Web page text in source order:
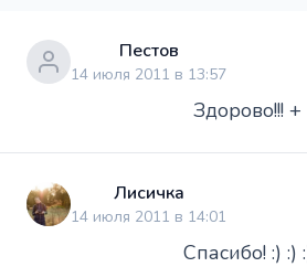
Пестов
14 июля 2011 в 13:57
Здорово!!! +
Лисичка
14 июля 2011 в 14:01
Спасибо! :) :)